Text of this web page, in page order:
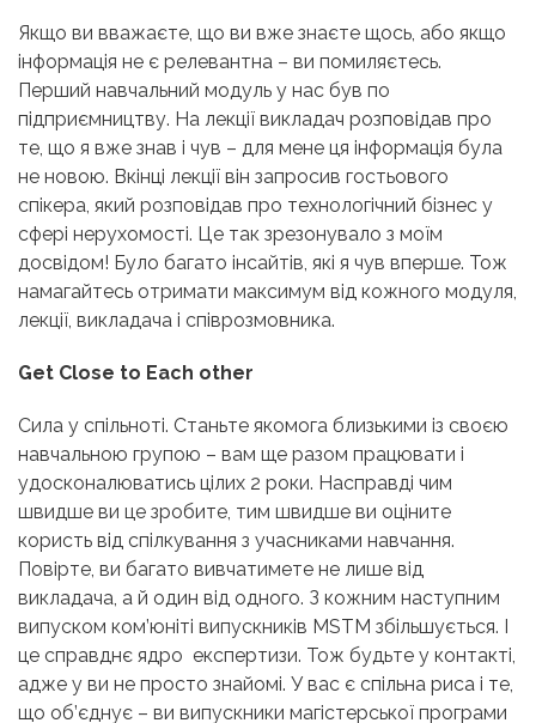
Якщо ви вважаєте, що ви вже знаєте щось, або якщо
інформація не є релевантна – ви помиляєтесь.
Перший навчальний модуль у нас був по
підприємництву. На лекції викладач розповідав про
те, що я вже знав і чув – для мене ця інформація була
не новою. Вкінці лекції він запросив гостьового
спікера, який розповідав про технологічний бізнес у
сфері нерухомості. Це так зрезонувало з моїм
досвідом! Було багато інсайтів, які я чув вперше. Тож
намагайтесь отримати максимум від кожного модуля,
лекції, викладача і співрозмовника.
Get Close to Each other
Сила у спільноті. Станьте якомога близькими із своєю
навчальною групою – вам ще разом працювати і
удосконалюватись цілих 2 роки. Насправді чим
швидше ви це зробите, тим швидше ви оціните
користь від спілкування з учасниками навчання.
Повірте, ви багато вивчатимете не лише від
викладача, а й один від одного. З кожним наступним
випуском ком’юніті випускників MSTM збільшується. І
це справднє ядро експертизи. Тож будьте у контакті,
адже у ви не просто знайомі. У вас є спільна риса і те,
що об’єднує – ви випускники магістерської програми